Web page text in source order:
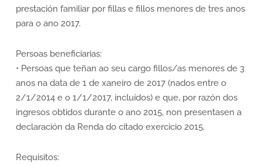
prestación familiar por fillas e fillos menores de tres anos
para o ano 2017.
Persoas beneficiarias:
• Persoas que teñan ao seu cargo fillos/as menores de 3
anos na data de 1 de xaneiro de 2017 (nados entre o
2/1/2014 e o 1/1/2017, incluídos) e que, por razón dos
ingresos obtidos durante o ano 2015, non presentasen a
declaración da Renda do citado exercicio 2015.
Requisitos: